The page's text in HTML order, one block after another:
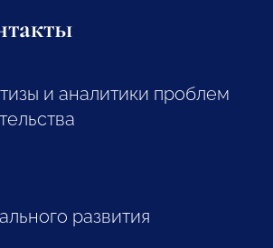
и аналитики проблем
развития